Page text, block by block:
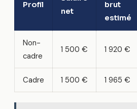
Profil
net
brut
estimé
Non-
cadre
1 500 € 1 920 €
Cadre 1 500 € 1 965 €